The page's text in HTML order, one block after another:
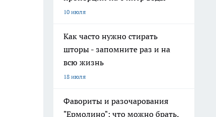
10 июля
Как часто нужно стирать
шторы - запомните раз и на
всю жизнь
18 июля
Фавориты и разочарования
"Ермолино": что можно брать,